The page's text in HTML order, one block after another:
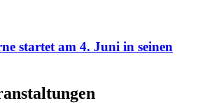
startet am 4. Juni in seinen